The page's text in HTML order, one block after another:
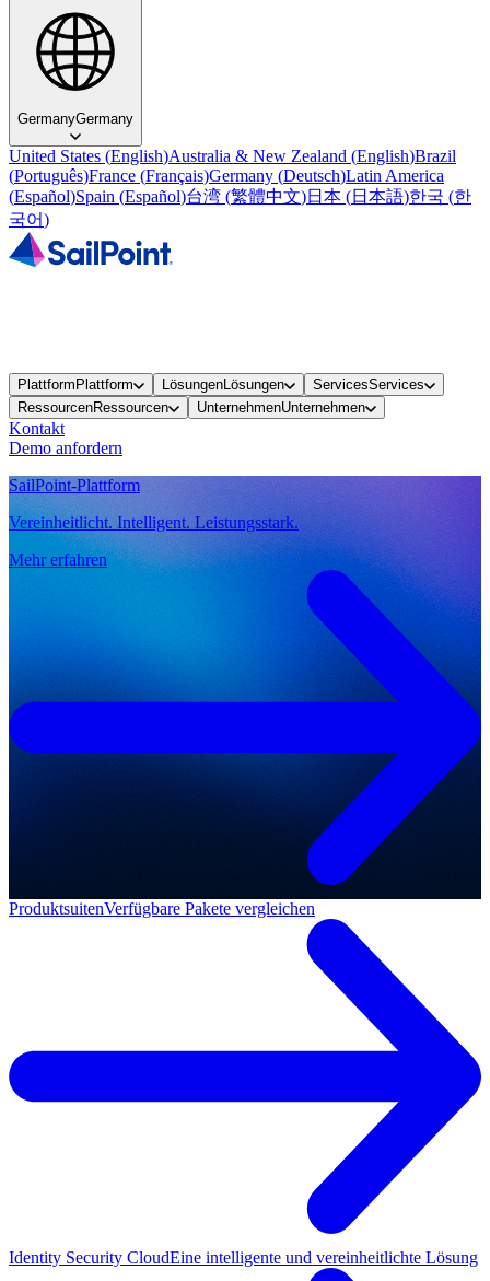
GermanyGermany
United States (English)Australia & New Zealand (English)Brazil
(Português)France (Français)Germany (Deutsch)Latin America
(Español)Spain (Español)台湾 (繁體中文)日本 (日本語)한국 (한
국어)
Plattform Plattform LösungenLösungen ServicesServices
RessourcenRessourcen UnternehmenUnternehmen
Kontakt
Demo anfordern
SailPoint-Plattform
Vereinheitlicht. Intelligent. Leistungsstark.
Mehr erfahren
ProduktsuitenVerfügbare Pakete vergleichen
Identity Security CloudEine intelligente und vereinheitlichte Lösung